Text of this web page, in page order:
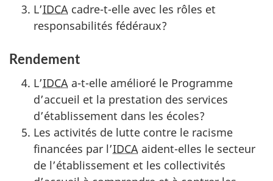
L’IDCA cadre-t-elle avec les rôles et
responsabilités fédéraux?
Rendement
L’IDCA a-t-elle amélioré le Programme
d’accueil et la prestation des services
d’établissement dans les écoles?
Les activités de lutte contre le racisme
financées par l’IDCA aident-elles le secteur
de l’établissement et les collectivités